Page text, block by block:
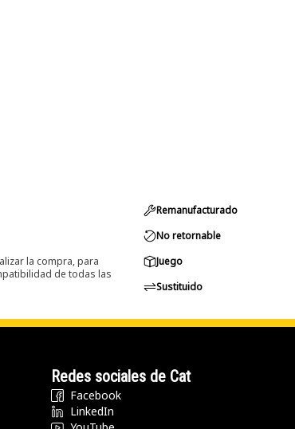
la compra, para
de todas las
Remanufacturado
No retornable
Juego
Sustituido
Redes sociales de Cat
Facebook
LinkedIn